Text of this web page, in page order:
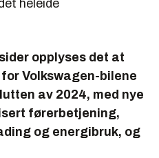
heleide
opplyses det at
Volkswagen-bilene
av 2024, med nye
førerbetjening,
og energibruk, og